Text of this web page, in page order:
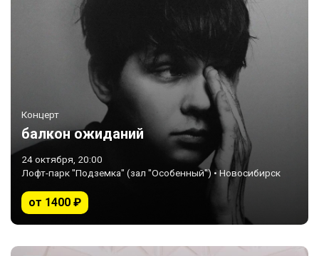
Концерт
балкон ожиданий
24 октября, 20:00
Лофт-парк "Подземка" (зал "Особенный") • Новосибирск
от 1400 ₽